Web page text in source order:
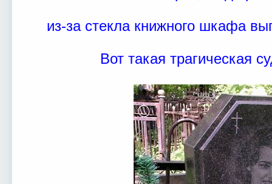
из-за стекла книжного шкафа
Вот такая трагическая